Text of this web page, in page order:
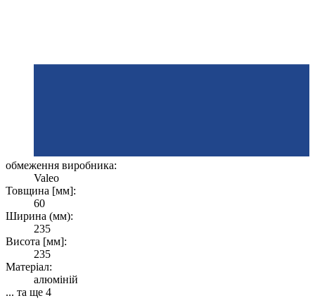
обмеження виробника:
Valeo
Товщина [мм]:
60
Ширина (мм):
235
Висота [мм]:
235
Матеріал:
алюміній
... та ще 4